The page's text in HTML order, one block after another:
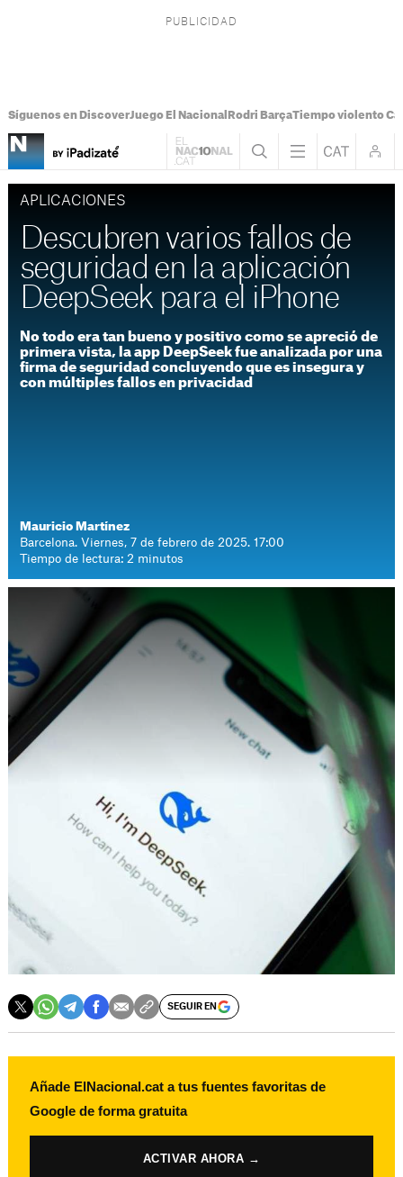
Síguenos en DiscoverJuego El Nacional Rodri BarçaTiempo violento
APLICACIONES
Descubren varios fallos de
seguridad en la aplicación
DeepSeek para el iPhone
No todo era tan bueno y positivo como se apreció de
primera vista, la app DeepSeek fue analizada por una
firma de seguridad concluyendo que es insegura y
con múltiples fallos en privacidad
Mauricio Martínez
Barcelona. Viernes, 7 de febrero de 2025. 17:00
Tiempo de lectura: 2 minutos
SEGUIR EN
Añade ElNacional.cat a tus fuentes favoritas de
Google de forma gratuita
ACTIVAR AHORA →